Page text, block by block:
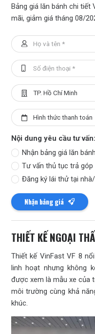
Bảng giá lăn bánh chi tiết
mãi, giảm giá tháng 08/
Nội dung yêu cầu tư vấn:
Nhận bảng giá lăn
Tư vấn thủ tục trả
Đăng ký lái thử tại
Nhận bảng giá
THIẾT KẾ NGOẠI
Thiết kế VinFast VF 8
linh hoạt nhưng không
được xem là mẫu xe của
môi trường cùng khả
khúc.